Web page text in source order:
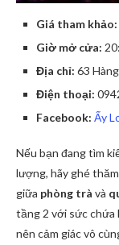
Giá tham khảo:
Giờ mở cửa:
Địa chỉ: 63
Điện thoại:
Facebook: Ấy
Nếu bạn đang tìm
lượng, hãy ghé
giữa phòng trà và
tầng 2 với sức chứa
nên cảm giác vô